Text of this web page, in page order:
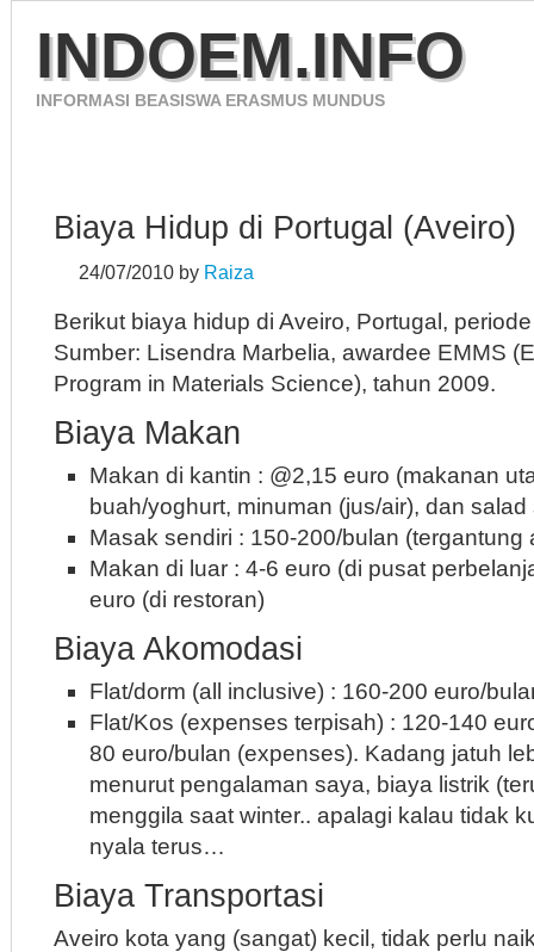
INDOEM.INFO
INFORMASI BEASISWA ERASMUS MUNDUS
Biaya Hidup di Portugal (Aveiro)
24/07/2010 by Raiza
Berikut biaya hidup di Aveiro, Portugal,
Sumber: Lisendra Marbelia, awardee EMMS
Program in Materials Science), tahun 2009.
Biaya Makan
Makan di kantin : @2,15 euro (makanan
buah/yoghurt, minuman (jus/air), dan
Masak sendiri : 150-200/bulan (tergantung
Makan di luar : 4-6 euro (di pusat
euro (di restoran)
Biaya Akomodasi
Flat/dorm (all inclusive) : 160-200 euro/
Flat/Kos (expenses terpisah) : 120-140
80 euro/bulan (expenses). Kadang jatuh
menurut pengalaman saya, biaya listrik
menggila saat winter.. apalagi kalau tidak
nyala terus…
Biaya Transportasi
Aveiro kota yang (sangat) kecil, tidak perlu